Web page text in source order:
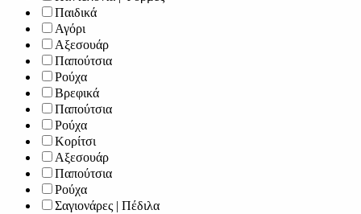
Παιδικά
Αγόρι
Αξεσουάρ
Παπούτσια
Ρούχα
Βρεφικά
Παπούτσια
Ρούχα
Κορίτσι
Αξεσουάρ
Παπούτσια
Ρούχα
Σαγιονάρες | Πέδιλα